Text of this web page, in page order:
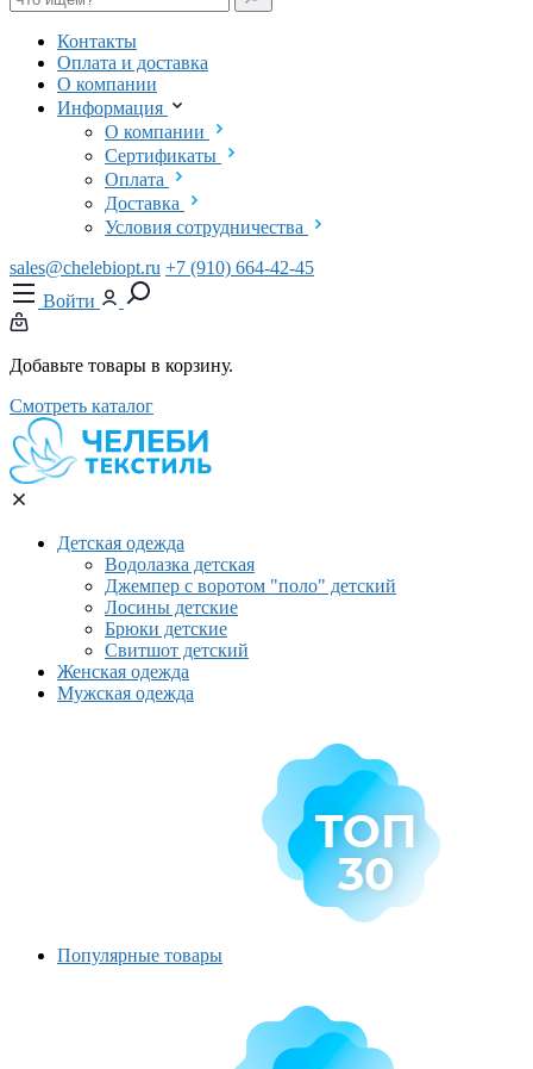
Контакты
Оплата и доставка
О компании
Информация
О компании
Сертификаты
Оплата
Доставка
Условия сотрудничества
sales@chelebiopt.ru +7 (910) 664-42-45
Войти
Добавьте товары в корзину.
Смотреть каталог
Детская одежда
Водолазка детская
Джемпер с воротом "поло" детский
Лосины детские
Брюки детские
Свитшот детский
Женская одежда
Мужская одежда
Популярные товары